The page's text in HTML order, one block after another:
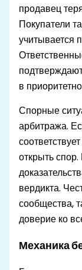
продавец
Покупатели
учитывается
в
Спорные
арбитража.
открыть
вердикта.
сообщества,
доверие ко
Механика